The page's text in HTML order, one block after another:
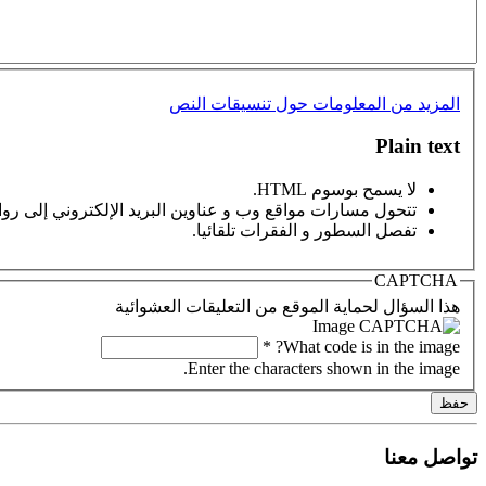
المزيد من المعلومات حول تنسيقات النص
Plain text
لا يسمح بوسوم HTML.
تتحول مسارات مواقع وب و عناوين البريد الإلكتروني إلى
تفصل السطور و الفقرات تلقائيا.
CAPTCHA
هذا السؤال لحماية الموقع من التعليقات العشوائية
*
Enter the characters shown in the image.
تواصل معنا